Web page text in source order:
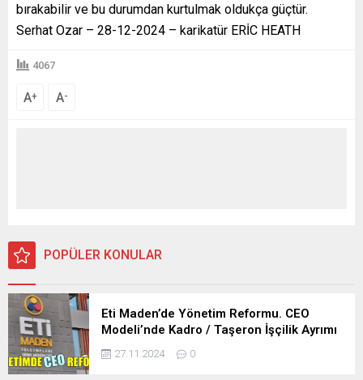
bırakabilir ve bu durumdan kurtulmak oldukça güçtür.
Serhat Ozar – 28-12-2024 – karikatür ERİC HEATH
4067
A+ A-
POPÜLER KONULAR
Eti Maden’de Yönetim Reformu. CEO
Modeli’nde Kadro / Taşeron İşçilik Ayrımı
Kalkıyor
27.11.2024 0